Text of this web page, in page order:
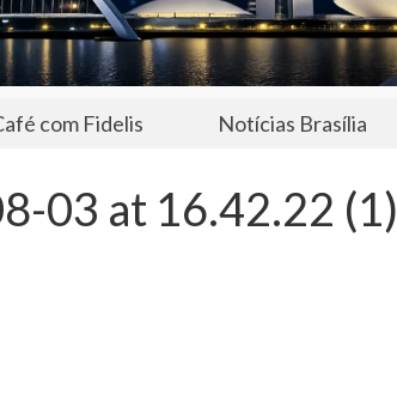
com Fidelis Notícias Brasília
03 at 16.42.22 (1)